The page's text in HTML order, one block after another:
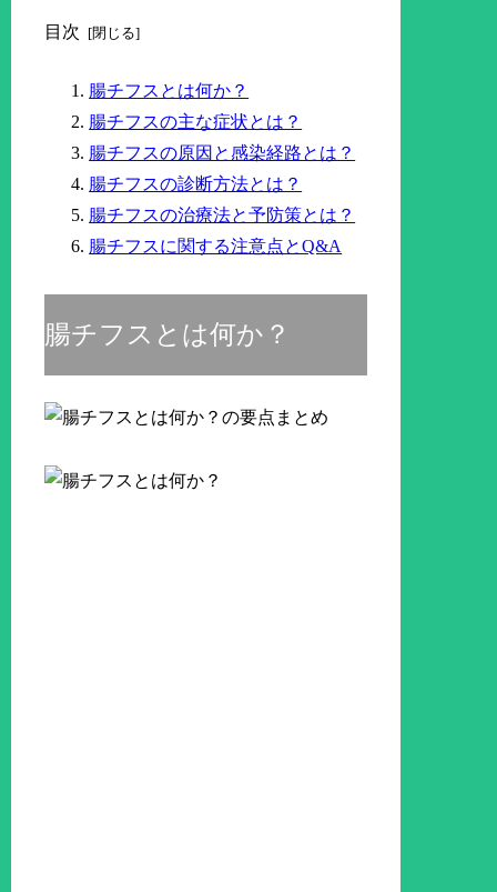
目次
腸チフスとは何か？
腸チフスの主な症状とは？
腸チフスの原因と感染経路とは？
腸チフスの診断方法とは？
腸チフスの治療法と予防策とは？
腸チフスに関する注意点とQ&A
腸チフスとは何か？